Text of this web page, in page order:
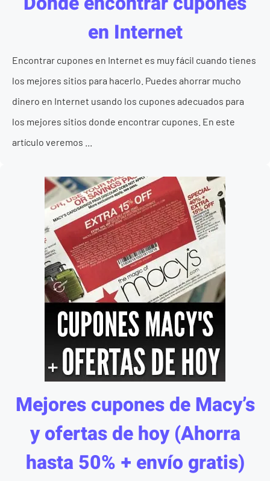
en Internet
Encontrar cupones en Internet es muy fácil cuando tienes
los mejores sitios para hacerlo. Puedes ahorrar mucho
dinero en Internet usando los cupones adecuados para
los mejores sitios donde encontrar cupones. En este
artículo veremos ...
Mejores cupones de Macy’s
y ofertas de hoy (Ahorra
hasta 50% + envío gratis)